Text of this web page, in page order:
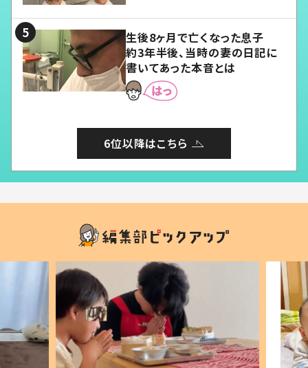
生後8ヶ月で亡くなった息子
約3年半後、当時の妻の日記に
書いてあった本音とは
6位以降はこちら